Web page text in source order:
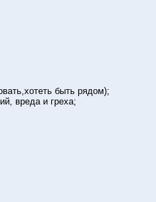
быть рядом);
вреда и греха;